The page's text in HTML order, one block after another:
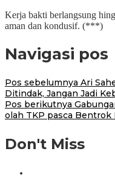
Kerja bakti berlangsung
aman dan kondusif. (***)
Navigasi pos
Pos sebelumnya Ari
Ditindak, Jangan Jadi
Pos berikutnya
olah TKP pasca Bentrok
Don't Miss